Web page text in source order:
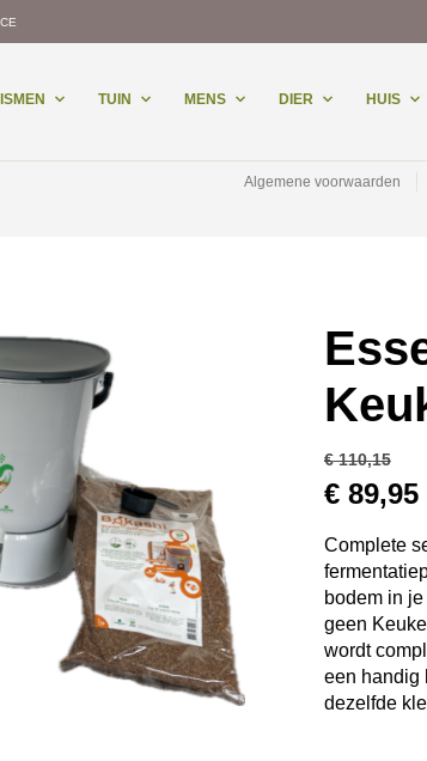
TUIN MENS DIER HUIS
Algemene voorwaarden
€110,15
was:
€
€89,95
Complete
bodem in
geen
wordt
een handig
dezelfde